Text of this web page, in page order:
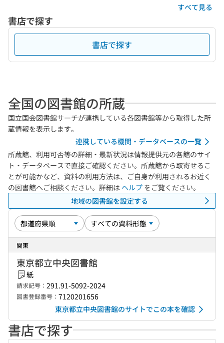
すべて見る
書店で探す
書店で探す
全国の図書館の所蔵
国立国会図書館サーチが連携している各図書館等から取得した所
蔵情報を表示します。
連携している機関・データベースの一覧
所蔵館、利用可否等の詳細・最新状況は情報提供元の各館のサイ
ト・データベースで直接ご確認ください。所蔵館から取寄せるこ
とが可能かなど、資料の利用方法は、ご自身が利用されるお近く
の図書館へご相談ください。詳細は ヘルプ をご覧ください。
地域の図書館を設定する
関東
東京都立中央図書館
紙
請求記号： 291.91-5092-2024
図書登録番号： 7120201656
東京都立中央図書館のサイトでこの本を確認
書店で探す